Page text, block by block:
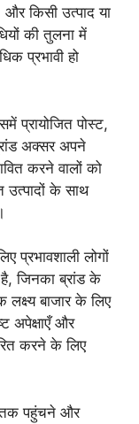
किसी उत्पाद या
की तुलना में
प्रभावी हो
प्रायोजित पोस्ट,
अक्सर अपने
करने वालों को
के साथ
प्रभावशाली लोगों
जिनका ब्रांड के
बाजार के लिए
अपेक्षाएँ और
करने के लिए
तक पहुंचने और